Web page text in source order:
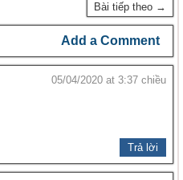
Bài tiếp theo →
Add a Comment
05/04/2020 at 3:37 chiều
Trả lời